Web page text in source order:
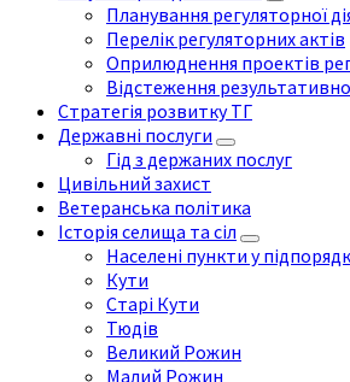
Планування регуляторної
Перелік регуляторних актів
Оприлюднення проектів
Відстеження
Стратегія розвитку ТГ
Державні послуги
Гід з держаних послуг
Цивільний захист
Ветеранська політика
Історія селища та сіл
Населені пункти у
Кути
Старі Кути
Тюдів
Великий Рожин
Малий Рожин